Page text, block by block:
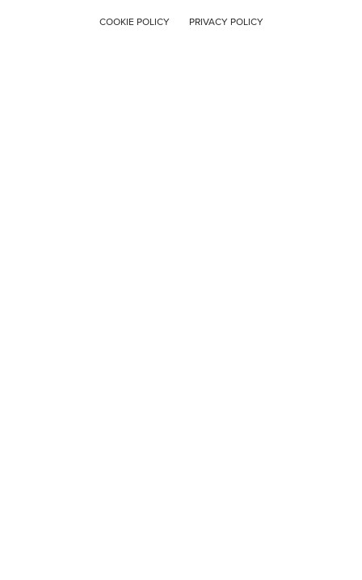
COOKIE POLICY PRIVACY POLICY